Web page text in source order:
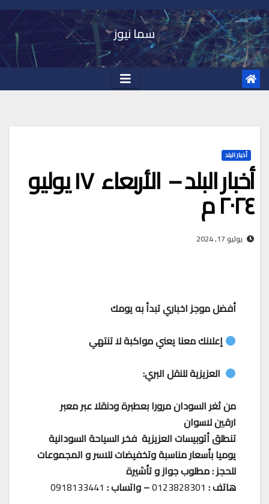
Skip
to
content
سما نيوز
أخبار البلد
أخبار البلد – الأربعاء ١٧ يوليو
٢٠٢٤ م
يوليو 17, 2024
أفضل موجز اخباري تبدأ به يومك
إعلانك معنا يعني مواكبة لا تنتهي
العزيزية للنقل البري:
من ثغر السودان مرورا بعطبرة ودنقلا عبر معبر
ارقين لاسوان
تنطلق أتوبيسات العزيزية فخر السياحة السودانية
يوميا بأسعار مناسبة وتخفيضات للاسر و المجموعات
للحجز : مطلوب جواز و تأشيرة
هاتف : 0123828301– واتساب : 0918133441